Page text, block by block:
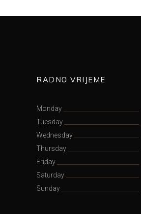
RADNO VRIJEME
Monday
Tuesday
Wednesday
Thursday
Friday
Saturday
Sunday